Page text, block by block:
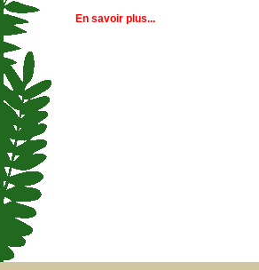
En savoir plus...